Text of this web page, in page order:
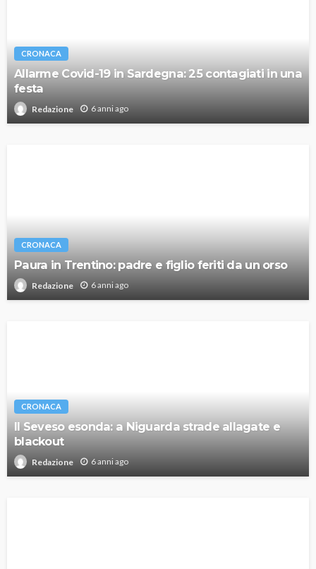
CRONACA
Allarme Covid-19 in Sardegna: 25 contagiati in una
festa
Redazione 6 anni ago
CRONACA
Paura in Trentino: padre e figlio feriti da un orso
Redazione 6 anni ago
CRONACA
Il Seveso esonda: a Niguarda strade allagate e
blackout
Redazione 6 anni ago